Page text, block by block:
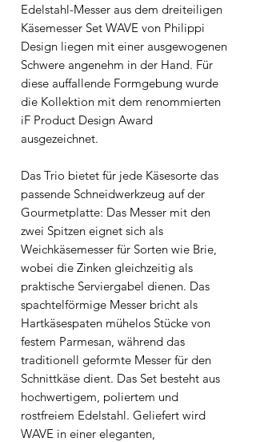
Edelstahl-Messer aus dem dreiteiligen
Käsemesser Set WAVE von Philippi
Design liegen mit einer ausgewogenen
Schwere angenehm in der Hand. Für
diese auffallende Formgebung wurde
die Kollektion mit dem renommierten
iF Product Design Award
ausgezeichnet.
Das Trio bietet für jede Käsesorte das
passende Schneidwerkzeug auf der
Gourmetplatte: Das Messer mit den
zwei Spitzen eignet sich als
Weichkäsemesser für Sorten wie Brie,
wobei die Zinken gleichzeitig als
praktische Serviergabel dienen. Das
spachtelförmige Messer bricht als
Hartkäsespaten mühelos Stücke von
festem Parmesan, während das
traditionell geformte Messer für den
Schnittkäse dient. Das Set besteht aus
hochwertigem, poliertem und
rostfreiem Edelstahl. Geliefert wird
WAVE in einer eleganten,